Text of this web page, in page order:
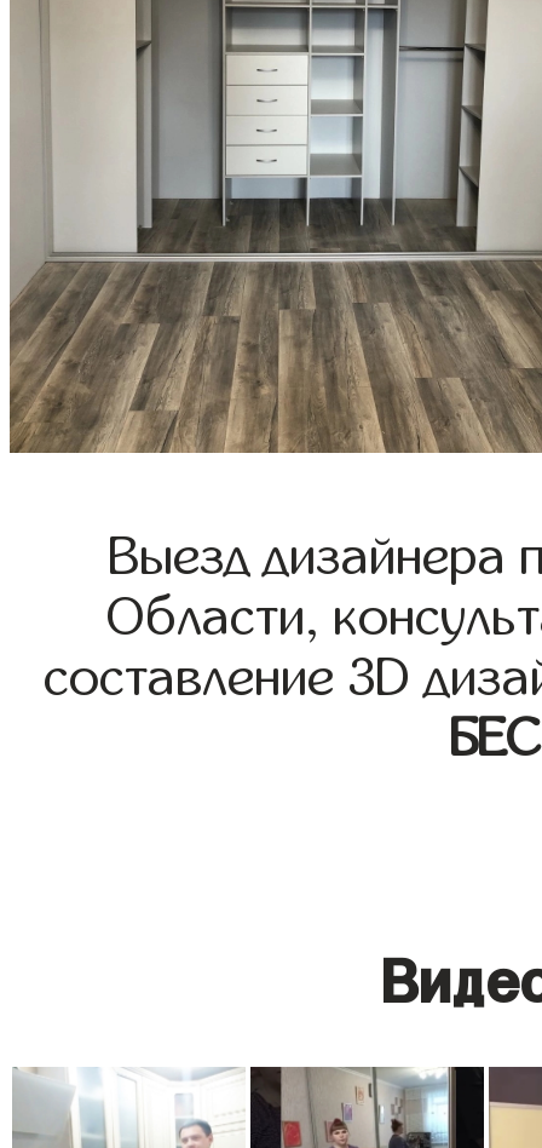
Выезд дизайнера
Области,
составление 3D